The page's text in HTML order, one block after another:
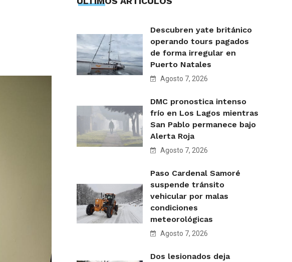
Descubren yate británico
operando tours pagados
de forma irregular en
Puerto Natales
Agosto 7, 2026
DMC pronostica intenso
frío en Los Lagos mientras
San Pablo permanece bajo
Alerta Roja
Agosto 7, 2026
Paso Cardenal Samoré
suspende tránsito
vehicular por malas
condiciones
meteorológicas
Agosto 7, 2026
Dos lesionados deja